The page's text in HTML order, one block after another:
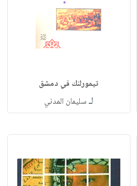
تيمورلنك في دمشق
لـسليمان المدني